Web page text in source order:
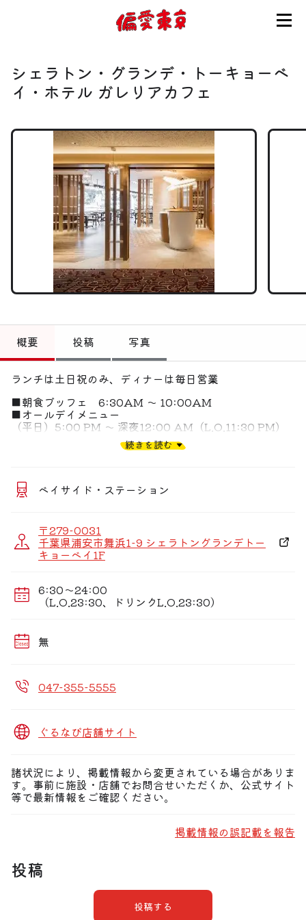
使い方
ログイン
会員登録
お知らせ
偏愛コミュニティ
投稿
偏愛記事
偏愛人
シェラトン・グランデ・トーキョーベ
イ・ホテル ガレリアカフェ
概要 投稿 写真
ランチは土日祝のみ、ディナーは毎日営業
■朝食ブッフェ 6:30AM 〜 10:00AM
■オールデイメニュー
（平日）5:00 PM 〜 深夜12:00 AM（L.O.11:30 PM）
（土日祝）11:00 AM 〜 深夜
12:00AM（L.O.11:30PM）
続きを読む
ベイサイド・ステーション
〒279-0031
千葉県浦安市舞浜1-9 シェラトングランデトー
キョーベイ1F
6:30〜24:00
（L.O.23:30、ドリンクL.O.23:30）
無
047-355-5555
ぐるなび店舗サイト
諸状況により、掲載情報から変更されている場合がありま
す。事前に施設・店舗でお問合せいただくか、公式サイト
等で最新情報をご確認ください。
掲載情報の誤記載を報告
投稿
投稿する